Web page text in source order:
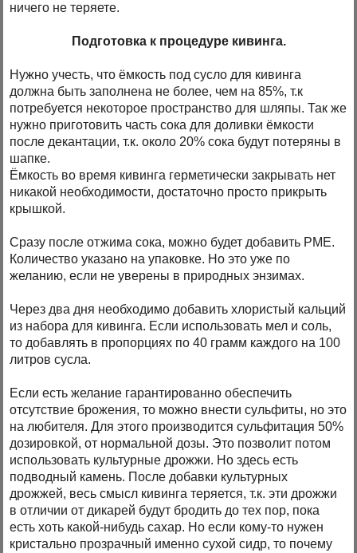
ничего не теряете.
Подготовка к процедуре кивинга.
Нужно учесть, что ёмкость под сусло для кивинга
должна быть заполнена не более, чем на 85%, т.к
потребуется некоторое пространство для шляпы. Так же
нужно приготовить часть сока для доливки ёмкости
после декантации, т.к. около 20% сока будут потеряны в
шапке.
Ёмкость во время кивинга герметически закрывать нет
никакой необходимости, достаточно просто прикрыть
крышкой.
Сразу после отжима сока, можно будет добавить PME.
Количество указано на упаковке. Но это уже по
желанию, если не уверены в природных энзимах.
Через два дня необходимо добавить хлористый кальций
из набора для кивинга. Если использовать мел и соль,
то добавлять в пропорциях по 40 грамм каждого на 100
литров сусла.
Если есть желание гарантированно обеспечить
отсутствие брожения, то можно внести сульфиты, но это
на любителя. Для этого производится сульфитация 50%
дозировкой, от нормальной дозы. Это позволит потом
использовать культурные дрожжи. Но здесь есть
подводный камень. После добавки культурных
дрожжей, весь смысл кивинга теряется, т.к. эти дрожжи
в отличии от дикарей будут бродить до тех пор, пока
есть хоть какой-нибудь сахар. Но если кому-то нужен
кристально прозрачный именно сухой сидр, то почему